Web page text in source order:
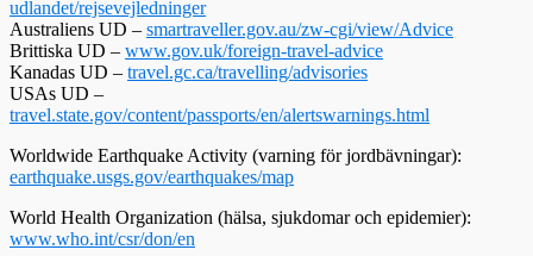
udlandet/rejsevejledninger
Australiens UD – smartraveller.gov.au/zw-cgi/view/Advice
Brittiska UD – www.gov.uk/foreign-travel-advice
Kanadas UD – travel.gc.ca/travelling/advisories
USAs UD –
travel.state.gov/content/passports/en/alertswarnings.html
Worldwide Earthquake Activity (varning för jordbävningar):
earthquake.usgs.gov/earthquakes/map
World Health Organization (hälsa, sjukdomar och epidemier):
www.who.int/csr/don/en